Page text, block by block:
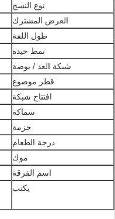
نوع النسج
العرض المشترك
طول اللفة
نمط حيدة
شبكة العد / بوصة
قطر موضوع
افتتاح شبكة
سماكة
حزمة
درجة الطعام
موك
اسم الفرقة
يكتب